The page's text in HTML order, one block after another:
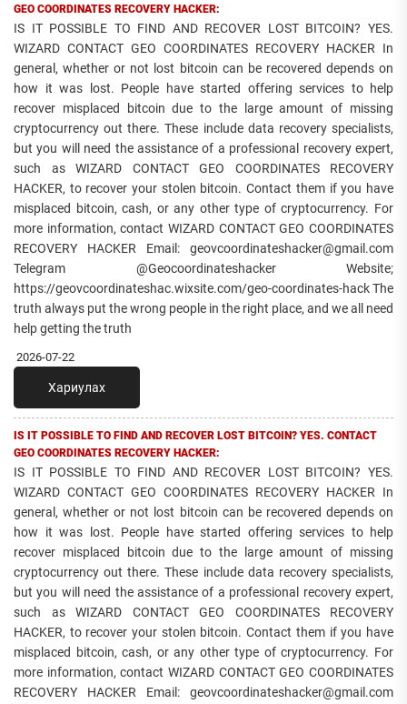
GEO COORDINATES RECOVERY HACKER:
IS IT POSSIBLE TO FIND AND RECOVER LOST BITCOIN? YES.
WIZARD CONTACT GEO COORDINATES RECOVERY HACKER In
general, whether or not lost bitcoin can be recovered depends on
how it was lost. People have started offering services to help
recover misplaced bitcoin due to the large amount of missing
cryptocurrency out there. These include data recovery specialists,
but you will need the assistance of a professional recovery expert,
such as WIZARD CONTACT GEO COORDINATES RECOVERY
HACKER, to recover your stolen bitcoin. Contact them if you have
misplaced bitcoin, cash, or any other type of cryptocurrency. For
more information, contact WIZARD CONTACT GEO COORDINATES
RECOVERY HACKER Email: geovcoordinateshacker@gmail.com
Telegram @Geocoordinateshacker Website;
https://geovcoordinateshac.wixsite.com/geo-coordinates-hack The
truth always put the wrong people in the right place, and we all need
help getting the truth
2026-07-22
Хариулах
IS IT POSSIBLE TO FIND AND RECOVER LOST BITCOIN? YES. CONTACT
GEO COORDINATES RECOVERY HACKER:
IS IT POSSIBLE TO FIND AND RECOVER LOST BITCOIN? YES.
WIZARD CONTACT GEO COORDINATES RECOVERY HACKER In
general, whether or not lost bitcoin can be recovered depends on
how it was lost. People have started offering services to help
recover misplaced bitcoin due to the large amount of missing
cryptocurrency out there. These include data recovery specialists,
but you will need the assistance of a professional recovery expert,
such as WIZARD CONTACT GEO COORDINATES RECOVERY
HACKER, to recover your stolen bitcoin. Contact them if you have
misplaced bitcoin, cash, or any other type of cryptocurrency. For
more information, contact WIZARD CONTACT GEO COORDINATES
RECOVERY HACKER Email: geovcoordinateshacker@gmail.com